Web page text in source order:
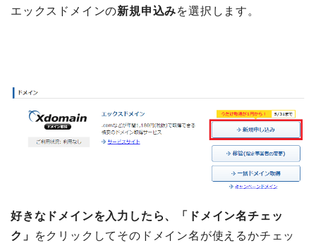
エックスドメインの新規申込みを選択します。
好きなドメインを入力したら、「ドメイン名チェッ
ク」
をクリックしてそのドメイン名が使えるかチェッ